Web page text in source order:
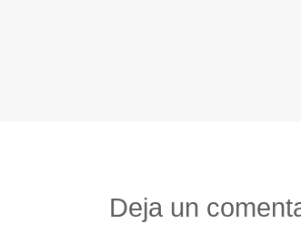
Deja un